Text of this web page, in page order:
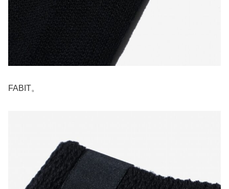
FABIT。